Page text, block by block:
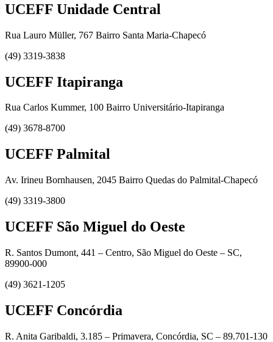
UCEFF Unidade Central
Rua Lauro Müller, 767 Bairro Santa Maria-Chapecó
(49) 3319-3838
UCEFF Itapiranga
Rua Carlos Kummer, 100 Bairro Universitário-Itapiranga
(49) 3678-8700
UCEFF Palmital
Av. Irineu Bornhausen, 2045 Bairro Quedas do Palmital-Chapecó
(49) 3319-3800
UCEFF São Miguel do Oeste
R. Santos Dumont, 441 – Centro, São Miguel do Oeste – SC,
89900-000
(49) 3621-1205
UCEFF Concórdia
R. Anita Garibaldi, 3.185 – Primavera, Concórdia, SC – 89.701-130